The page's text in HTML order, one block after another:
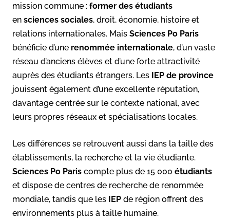
mission commune : former des étudiants
en sciences sociales, droit, économie, histoire et
relations internationales. Mais Sciences Po Paris
bénéficie d’une renommée internationale, d’un vaste
réseau d’anciens élèves et d’une forte attractivité
auprès des étudiants étrangers. Les IEP de province
jouissent également d’une excellente réputation,
davantage centrée sur le contexte national, avec
leurs propres réseaux et spécialisations locales.
Les différences se retrouvent aussi dans la taille des
établissements, la recherche et la vie étudiante.
Sciences Po Paris compte plus de 15 000 étudiants
et dispose de centres de recherche de renommée
mondiale, tandis que les IEP de région offrent des
environnements plus à taille humaine.